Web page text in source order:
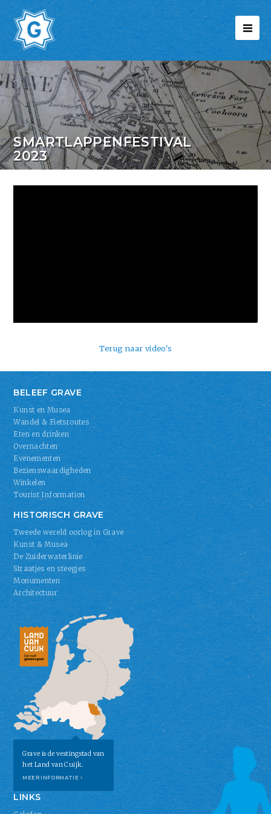
SMARTLAPPENFESTIVAL
2023
Terug naar video's
BELEEF GRAVE
Kunst en Musea
Wandel & Fietsroutes
Eten en drinken
Overnachten
Evenementen
Bezienswaardigheden
Winkelen
Tourist Information
HISTORISCH GRAVE
Tweede wereld oorlog in Grave
Kunst & Musea
De Zuiderwaterlinie
Straatjes en steegjes
Monumenten
Architectuur
Grave is de vestingstad van
het Land van Cuijk.
MEER INFORMATIE ›
LINKS